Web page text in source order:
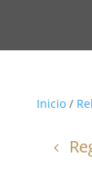
Inicio/